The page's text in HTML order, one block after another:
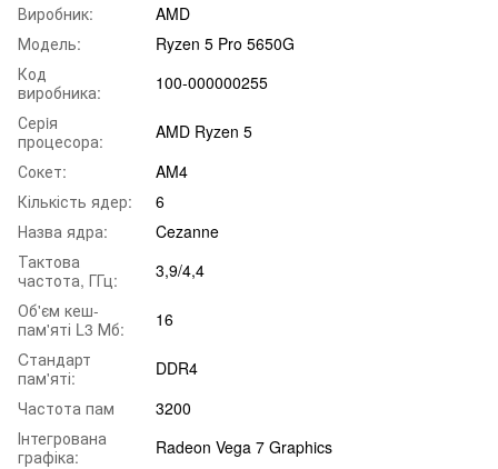
Виробник:
AMD
Модель:
Ryzen 5 Pro 5650G
Код
виробника:
100-000000255
Серiя
процесора:
AMD Ryzen 5
Сокет:
AM4
Кількість ядер:
6
Назва ядра:
Cezanne
Тактова
частота, ГГц:
3,9/4,4
Об'єм кеш-
пам'яті L3 Мб:
16
Cтандарт
пам'яті:
DDR4
Частота пам
3200
Інтегрована
графіка:
Radeon Vega 7 Graphics